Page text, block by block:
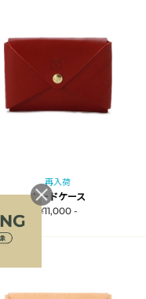
再入荷
カードケース
¥11,000 -